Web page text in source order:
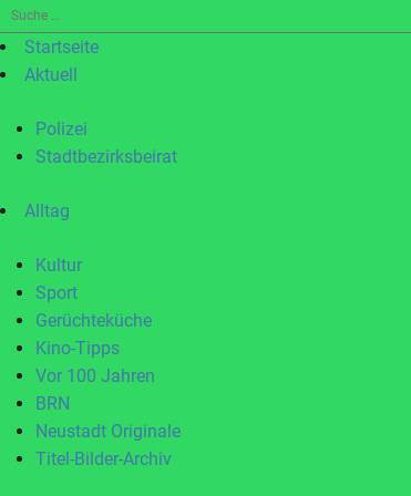
Suche
nach:Startseite
Aktuell
Polizei
Stadtbezirksbeirat
Alltag
Kultur
Sport
Gerüchteküche
Kino-Tipps
Vor 100 Jahren
BRN
Neustadt Originale
Titel-Bilder-Archiv